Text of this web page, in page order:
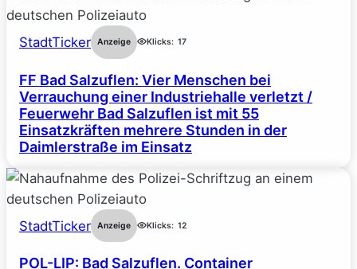
StadtTicker Anzeige Klicks: 17
FF Bad Salzuflen: Vier Menschen bei
Verrauchung einer Industriehalle verletzt /
Feuerwehr Bad Salzuflen ist mit 55
Einsatzkräften mehrere Stunden in der
Daimlerstraße im Einsatz
StadtTicker Anzeige Klicks: 12
POL-LIP: Bad Salzuflen. Container